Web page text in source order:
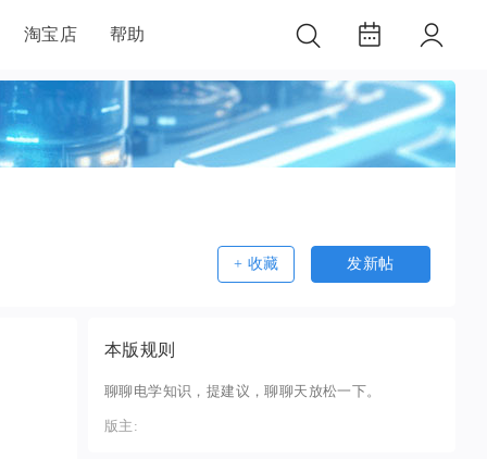
淘宝店 帮助
+ 收藏 发新帖
本版规则
聊聊电学知识，提建议，聊聊天放松一下。
版主: